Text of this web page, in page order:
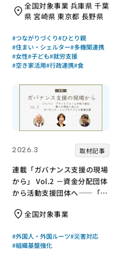
全国対象事業 兵庫県 千葉
県 宮崎県 東京都 長野県
#つながりづくり#ひとり親
#住まい・シェルター#多機関連携
#女性#子ども#就労支援
#空き家活用#行政連携#食
2026.3 取材記事
連載「ガバナンス支援の現場
から」 Vol.2 －資金分配団体
から活動支援団体へ――「知
む、ジャパン・プラットフォ
援－
全国対象事業
#外国人・外国ルーツ#災害対応
#組織基盤強化